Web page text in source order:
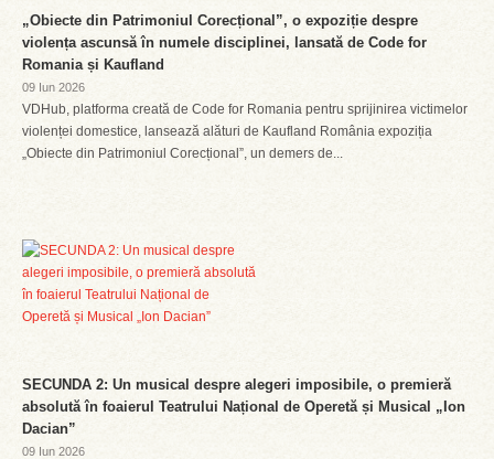
„Obiecte din Patrimoniul Corecțional”, o expoziție despre
violența ascunsă în numele disciplinei, lansată de Code for
Romania și Kaufland
09 Iun 2026
VDHub, platforma creată de Code for Romania pentru sprijinirea victimelor
violenței domestice, lansează alături de Kaufland România expoziția
„Obiecte din Patrimoniul Corecțional”, un demers de...
SECUNDA 2: Un musical despre alegeri imposibile, o premieră
absolută în foaierul Teatrului Național de Operetă și Musical „Ion
Dacian”
09 Iun 2026